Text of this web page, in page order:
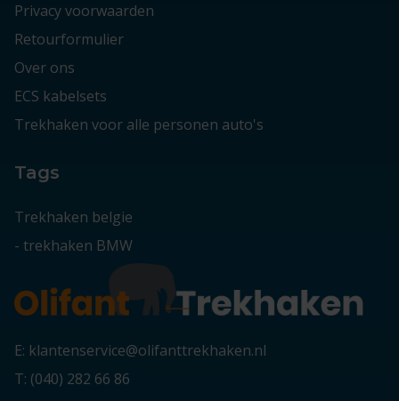
Privacy voorwaarden
Retourformulier
Over ons
ECS kabelsets
Trekhaken voor alle personen auto's
Tags
Trekhaken belgie
- trekhaken BMW
E: klantenservice@olifanttrekhaken.nl
T: (040) 282 66 86